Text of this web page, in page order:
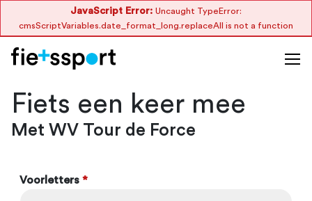
JavaScript Error: Uncaught TypeError:
cmsScriptVariables.date_format_long.replaceAll is not a function
Fiets een keer mee
Met WV Tour de Force
Voorletters *